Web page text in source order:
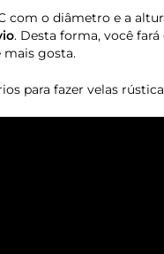
o diâmetro e a
. Desta forma, você
mais gosta.
para fazer velas